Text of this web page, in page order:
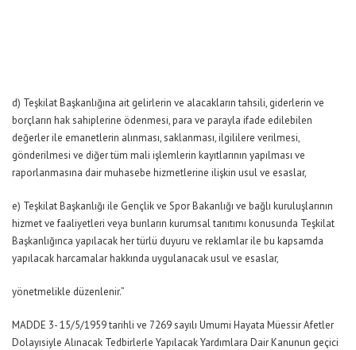
d) Teşkilat Başkanlığına ait gelirlerin ve alacakların tahsili, giderlerin ve
borçların hak sahiplerine ödenmesi, para ve parayla ifade edilebilen
değerler ile emanetlerin alınması, saklanması, ilgililere verilmesi,
gönderilmesi ve diğer tüm mali işlemlerin kayıtlarının yapılması ve
raporlanmasına dair muhasebe hizmetlerine ilişkin usul ve esaslar,
e) Teşkilat Başkanlığı ile Gençlik ve Spor Bakanlığı ve bağlı kuruluşlarının
hizmet ve faaliyetleri veya bunların kurumsal tanıtımı konusunda Teşkilat
Başkanlığınca yapılacak her türlü duyuru ve reklamlar ile bu kapsamda
yapılacak harcamalar hakkında uygulanacak usul ve esaslar,
yönetmelikle düzenlenir.”
MADDE 3- 15/5/1959 tarihli ve 7269 sayılı Umumi Hayata Müessir Afetler
Dolayısiyle Alınacak Tedbirlerle Yapılacak Yardımlara Dair Kanunun geçici